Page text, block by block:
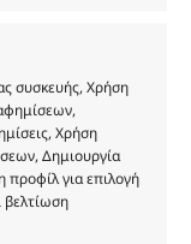
συσκευής, Χρήση
Χρήση
Δημιουργία
προφίλ για επιλογή
βελτίωση